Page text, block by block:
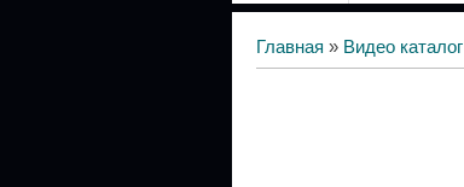
Главная » Видео каталог